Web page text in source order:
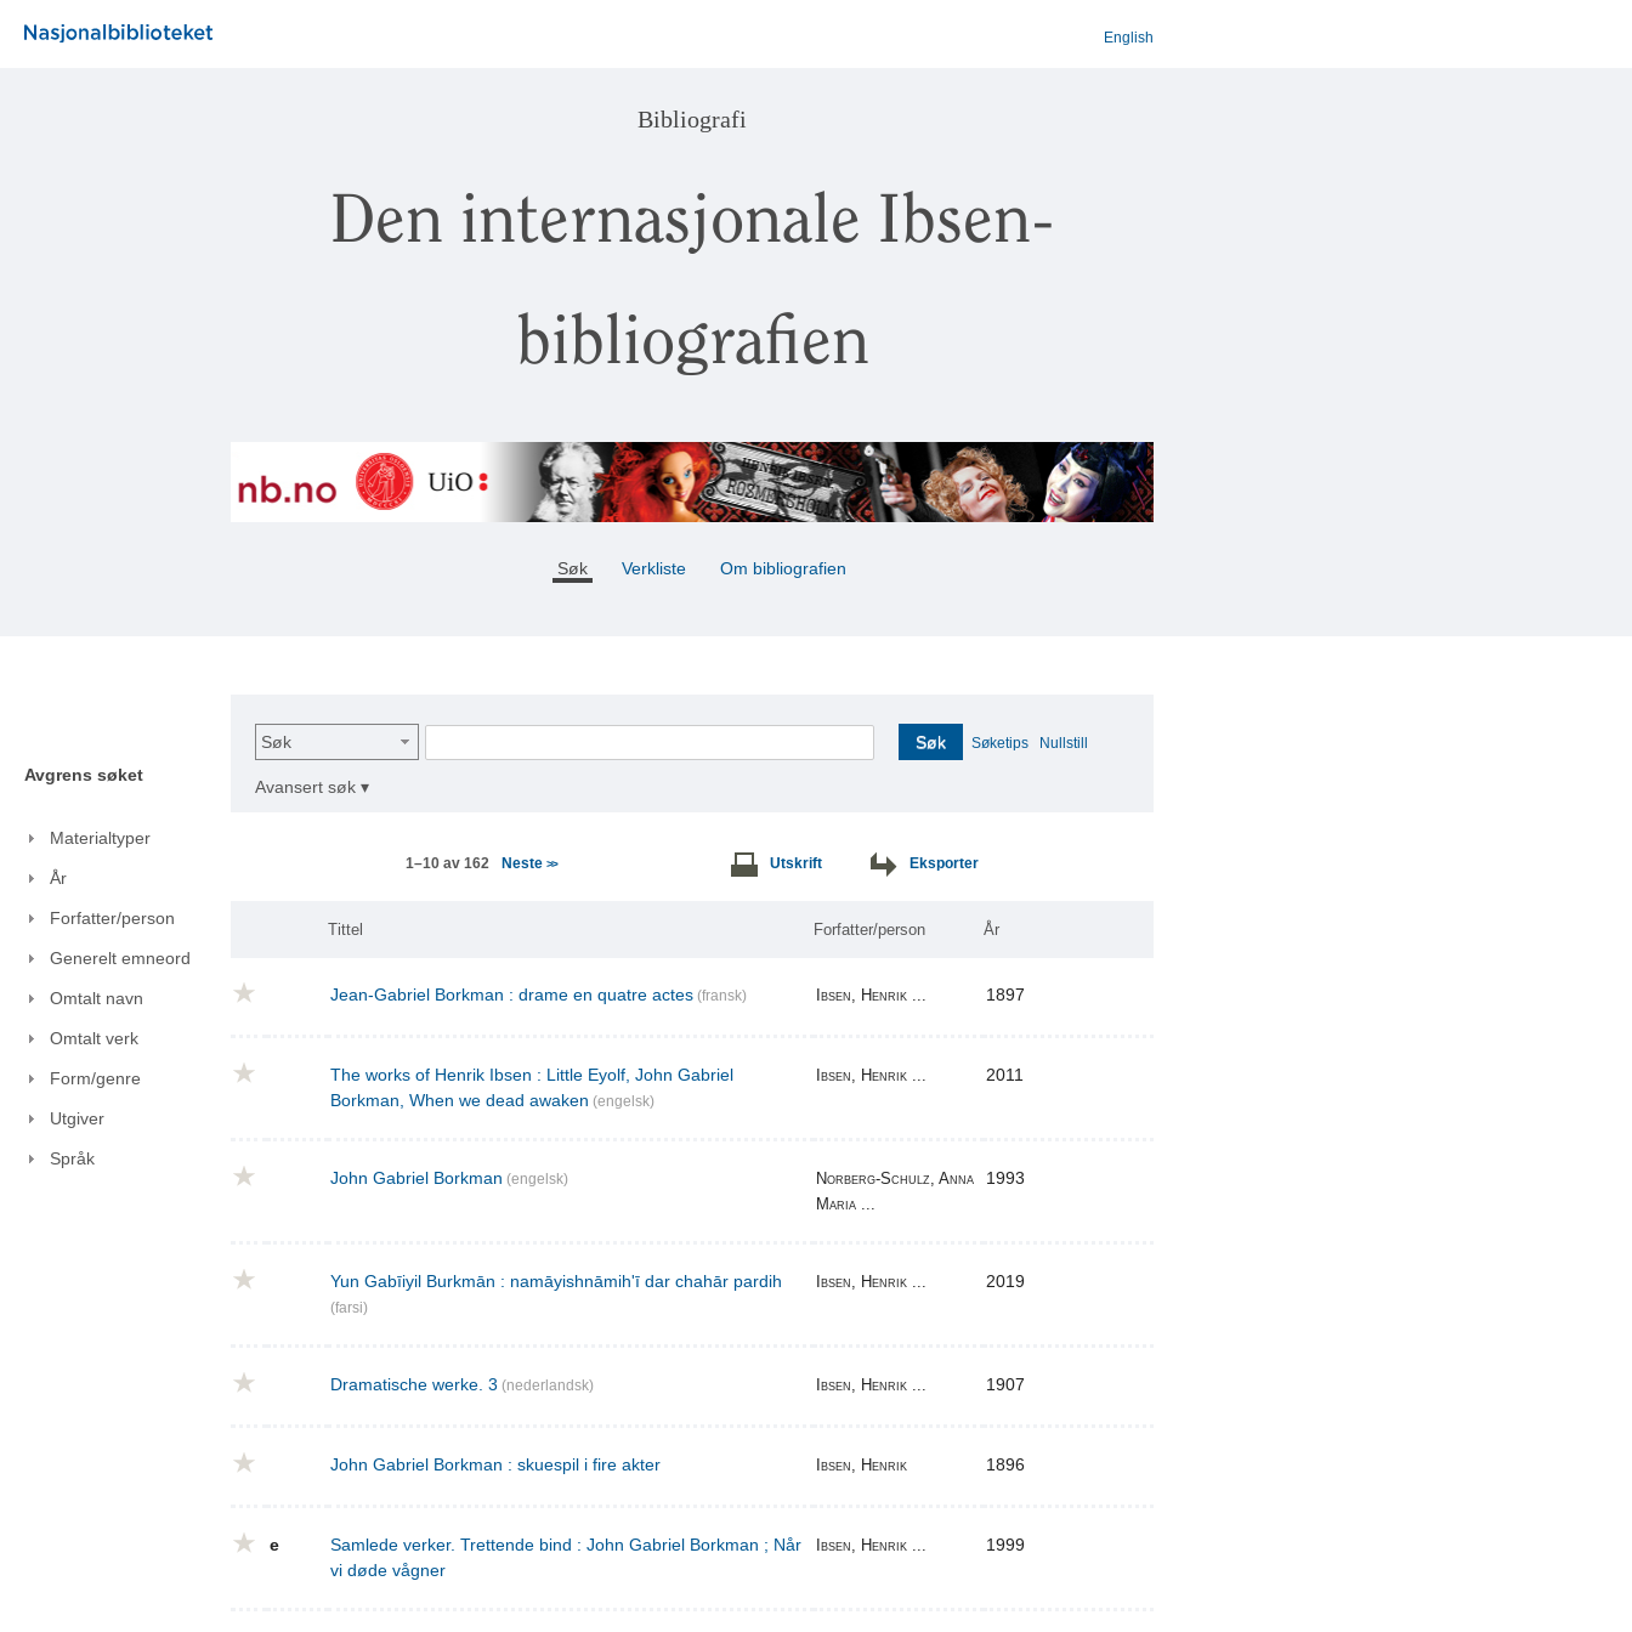
English
Bibliografi
Den internasjonale Ibsen-
bibliografien
Søk Verkliste Om bibliografien
Avgrens søket
Materialtyper
År
Forfatter/person
Generelt emneord
Omtalt navn
Omtalt verk
Form/genre
Utgiver
Språk
Søk Søk Søketips Nullstill
Avansert søk ▾
1–10 av 162 Neste >> Utskrift Eksporter
Tittel Forfatter/person År
Jean-Gabriel Borkman : drame en quatre actes (fransk) Ibsen, Henrik ... 1897
The works of Henrik Ibsen : Little Eyolf, John Gabriel
Borkman, When we dead awaken (engelsk)
Ibsen, Henrik ... 2011
John Gabriel Borkman (engelsk)
Norberg-Schulz, Anna
Maria ...
1993
Yun Gabīiyil Burkmān : namāyishnāmihʹī dar chahār pardih
(farsi)
Ibsen, Henrik ... 2019
Dramatische werke. 3 (nederlandsk) Ibsen, Henrik ... 1907
John Gabriel Borkman : skuespil i fire akter Ibsen, Henrik 1896
e
Samlede verker. Trettende bind : John Gabriel Borkman ; Når
vi døde vågner
Ibsen, Henrik ... 1999